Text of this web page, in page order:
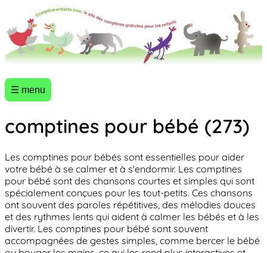
☰ menu
comptines pour bébé (273)
Les comptines pour bébés sont essentielles pour aider
votre bébé à se calmer et à s'endormir. Les comptines
pour bébé sont des chansons courtes et simples qui sont
spécialement conçues pour les tout-petits. Ces chansons
ont souvent des paroles répétitives, des mélodies douces
et des rythmes lents qui aident à calmer les bébés et à les
divertir. Les comptines pour bébé sont souvent
accompagnées de gestes simples, comme bercer le bébé